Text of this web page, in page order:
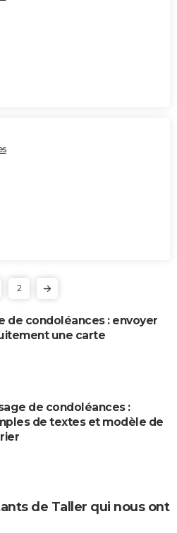
2
de condoléances : envoyer
une carte
de condoléances :
de textes et modèle de
de Taller qui nous ont